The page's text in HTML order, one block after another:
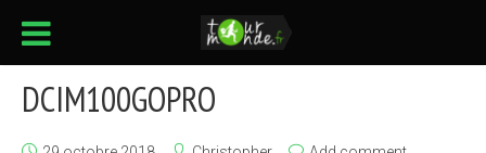
DCIM100GOPRO